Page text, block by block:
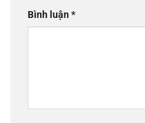
Bình luận*